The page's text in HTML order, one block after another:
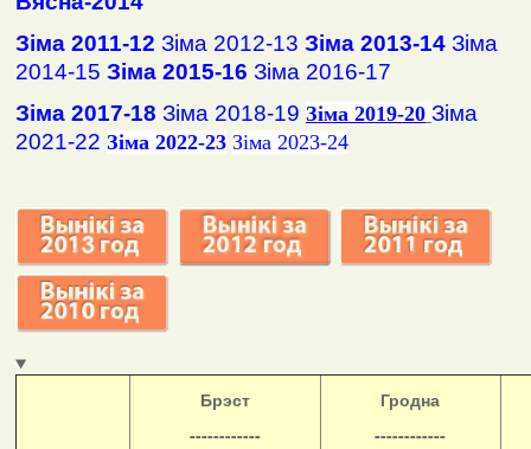
Зіма 2011-12 Зіма 2012-13 Зіма 2013-14 Зіма
2014-15 Зіма 2015-16 Зіма 2016-17
Зіма 2017-18 Зіма 2018-19 Зіма 2019-20 Зіма
2021-22 Зіма 2022-23 Зіма 2023-24
Брэст
------------
Гродна
------------